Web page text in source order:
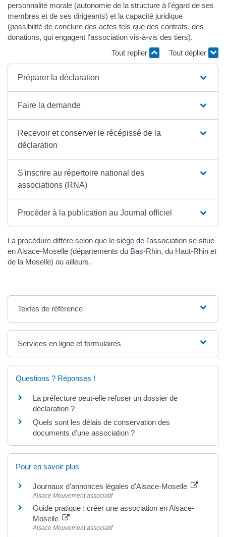
personnalité morale (autonomie de la structure à l'égard de ses
membres et de ses dirigeants) et la capacité juridique
(possibilité de conclure des actes tels que des contrats, des
donations, qui engagent l'association vis-à-vis des tiers).
Tout replier
Tout déplier
Préparer la déclaration
Faire la demande
Recevoir et conserver le récépissé de la
déclaration
S'inscrire au répertoire national des
associations (RNA)
Procéder à la publication au Journal officiel
La procédure diffère selon que le siège de l'association se situe
en Alsace-Moselle (départements du Bas-Rhin, du Haut-Rhin et
de la Moselle) ou ailleurs.
Textes de référence
Services en ligne et formulaires
Questions ? Réponses !
La préfecture peut-elle refuser un dossier de
déclaration ?
Quels sont les délais de conservation des
documents d'une association ?
Pour en savoir plus
Journaux d'annonces légales d'Alsace-Moselle
Alsace Mouvement associatif
Guide pratique : créer une association en Alsace-
Moselle
Alsace Mouvement associatif